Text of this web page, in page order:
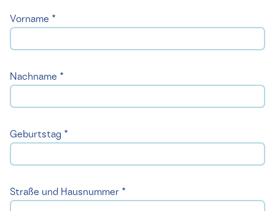
Vorname *
Nachname *
Geburtstag *
Straße und Hausnummer *